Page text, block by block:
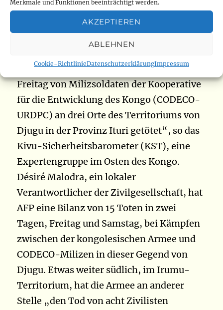
Merkmale und Funktionen beeinträchtigt werden.
AKZEPTIEREN
ABLEHNEN
Cookie-RichtlinieDatenschutzerklärungImpressum
Demokratische Republik Kongo getötet,
wo acht weitere Menschen von der
„Mindestens 14 Zivilisten wurden am
Freitag von Milizsoldaten der Kooperative
für die Entwicklung des Kongo (CODECO-
URDPC) an drei Orte des Territoriums von
Djugu in der Provinz Ituri getötet“, so das
Kivu-Sicherheitsbarometer (KST), eine
Expertengruppe im Osten des Kongo.
Désiré Malodra, ein lokaler
Verantwortlicher der Zivilgesellschaft, hat
AFP eine Bilanz von 15 Toten in zwei
Tagen, Freitag und Samstag, bei Kämpfen
zwischen der kongolesischen Armee und
CODECO-Milizen in dieser Gegend von
Djugu. Etwas weiter südlich, im Irumu-
Territorium, hat die Armee an anderer
Stelle „den Tod von acht Zivilisten